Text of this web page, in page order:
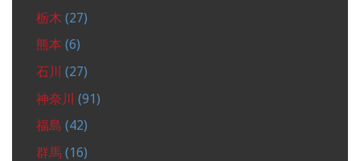
栃木 (27)
熊本 (6)
石川 (27)
神奈川 (91)
福島 (42)
群馬 (16)